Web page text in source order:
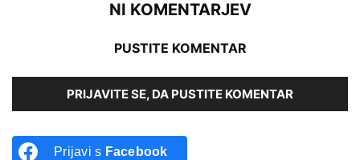
NI KOMENTARJEV
PUSTITE KOMENTAR
PRIJAVITE SE, DA PUSTITE KOMENTAR
Prijavi s Facebook